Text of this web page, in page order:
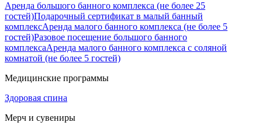
Аренда большого банного комплекса (не более 25
гостей)Подарочный сертификат в малый банный
комплексАренда малого банного комплекса (не более 5
гостей)Разовое посещение большого банного
комплексаАренда малого банного комплекса с соляной
комнатой (не более 5 гостей)
Медицинские программы
Здоровая спина
Мерч и сувениры